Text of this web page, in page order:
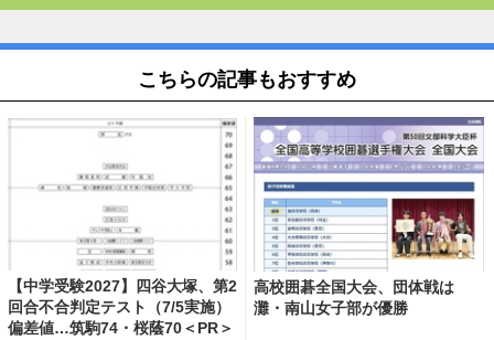
こちらの記事もおすすめ
【中学受験2027】四谷大塚、第2
回合不合判定テスト（7/5実施）
偏差値…筑駒74・桜蔭70＜PR＞
高校囲碁全国大会、団体戦は
灘・南山女子部が優勝